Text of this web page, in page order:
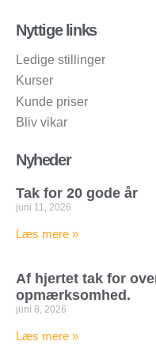
Nyttige links
Ledige stillinger
Kurser
Kunde priser
Bliv vikar
Nyheder
Tak for 20 gode år
juni 11, 2026
Læs mere »
Af hjertet tak for
opmærksomhed.
juni 8, 2026
Læs mere »